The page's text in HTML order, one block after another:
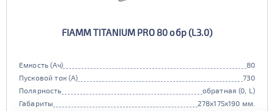
FIAMM TITANIUM PRO 80 обр (L3.0)
Емкость (Ач)
80
Пусковой ток (А)
730
Полярность
обратная (0, L)
Габариты
278x175x190 мм.